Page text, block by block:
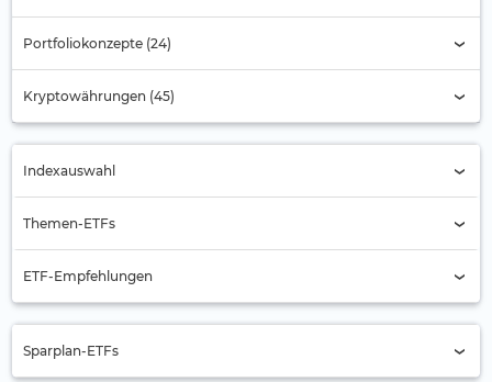
Portfoliokonzepte (24)
Kryptowährungen (45)
Indexauswahl
Indexauswahl
Themen-ETFs
Automobilbranche (1)
Batterie (4)
ETF-Empfehlungen
Aktien Asien-Pazifik (ex Japan)
Sparplan-ETFs